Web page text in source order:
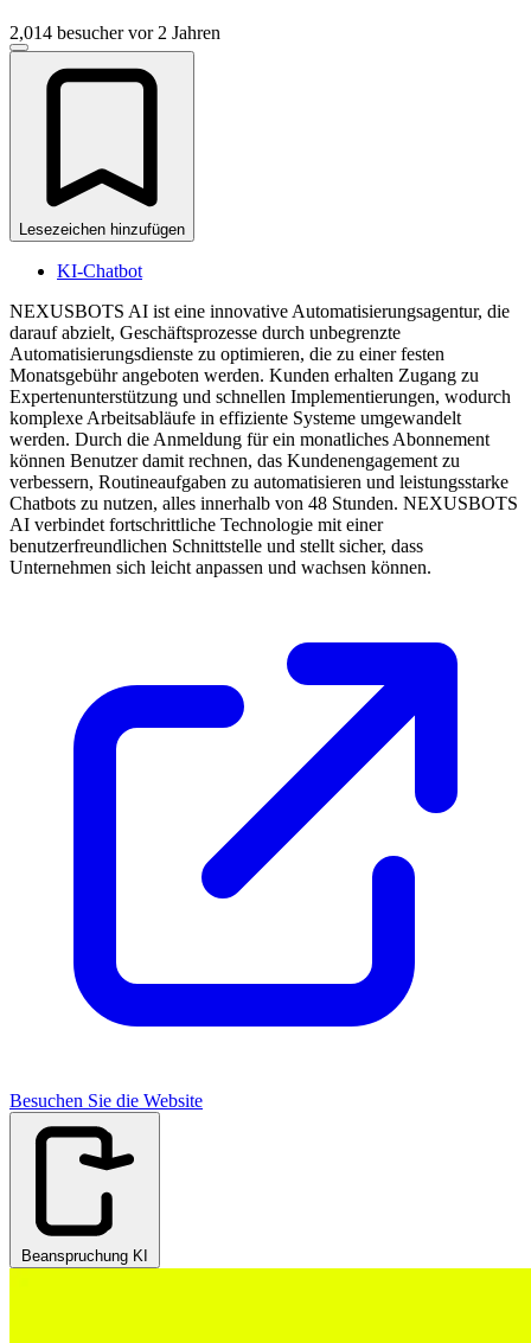
2,014 besucher vor 2 Jahren
Lesezeichen hinzufügen
KI-Chatbot
NEXUSBOTS AI ist eine innovative Automatisierungsagentur, die
darauf abzielt, Geschäftsprozesse durch unbegrenzte
Automatisierungsdienste zu optimieren, die zu einer festen
Monatsgebühr angeboten werden. Kunden erhalten Zugang zu
Expertenunterstützung und schnellen Implementierungen, wodurch
komplexe Arbeitsabläufe in effiziente Systeme umgewandelt
werden. Durch die Anmeldung für ein monatliches Abonnement
können Benutzer damit rechnen, das Kundenengagement zu
verbessern, Routineaufgaben zu automatisieren und leistungsstarke
Chatbots zu nutzen, alles innerhalb von 48 Stunden. NEXUSBOTS
AI verbindet fortschrittliche Technologie mit einer
benutzerfreundlichen Schnittstelle und stellt sicher, dass
Unternehmen sich leicht anpassen und wachsen können.
Besuchen Sie die Website
Beanspruchung KI